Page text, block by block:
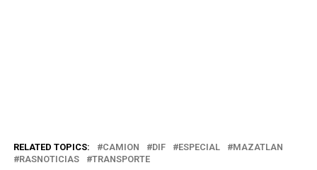
RELATED TOPICS: CAMION DIF ESPECIAL
MAZATLAN
RASNOTICIAS
TRANSPORTE